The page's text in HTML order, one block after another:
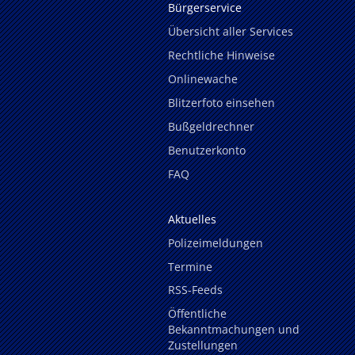
Bürgerservice
Übersicht aller Services
Rechtliche Hinweise
Onlinewache
Blitzerfoto einsehen
Bußgeldrechner
Benutzerkonto
FAQ
Aktuelles
Polizeimeldungen
Termine
RSS-Feeds
Öffentliche
Bekanntmachungen und
Zustellungen